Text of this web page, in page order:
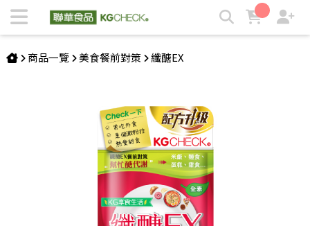
【山苦瓜/桑葉】纖醣EX(45顆) | KGCHECK聯華食品生醫研究
商品一覽 美食餐前對策 纖醣EX